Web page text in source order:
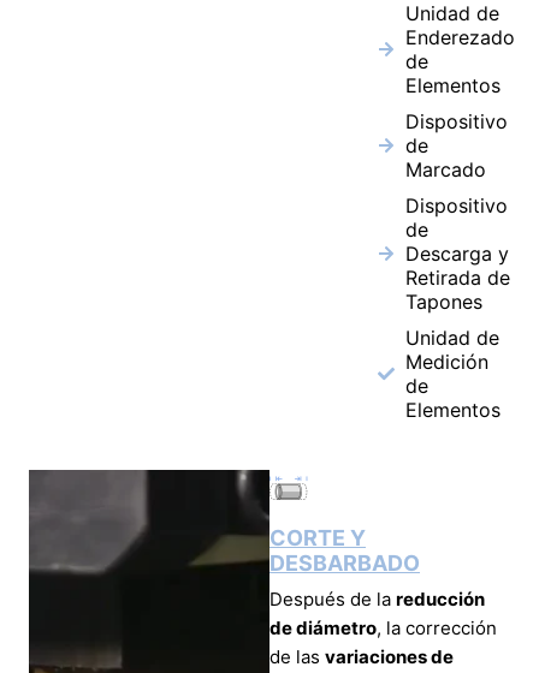
Unidad de
Enderezado
de
Elementos
Dispositivo
de
Marcado
Dispositivo
de
Descarga y
Retirada de
Tapones
Unidad de
Medición
de
Elementos
CORTE Y
DESBARBADO
Después de la reducción
de diámetro, la corrección
de las variaciones de